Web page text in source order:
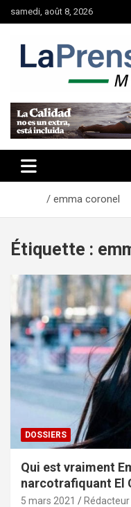
au
samedi, août 8, 2026
emma coronel
Étiquette :
DOSSIERS
Qui est vraiment
narcotrafiquant El
5 mars 2021 Rédacteur